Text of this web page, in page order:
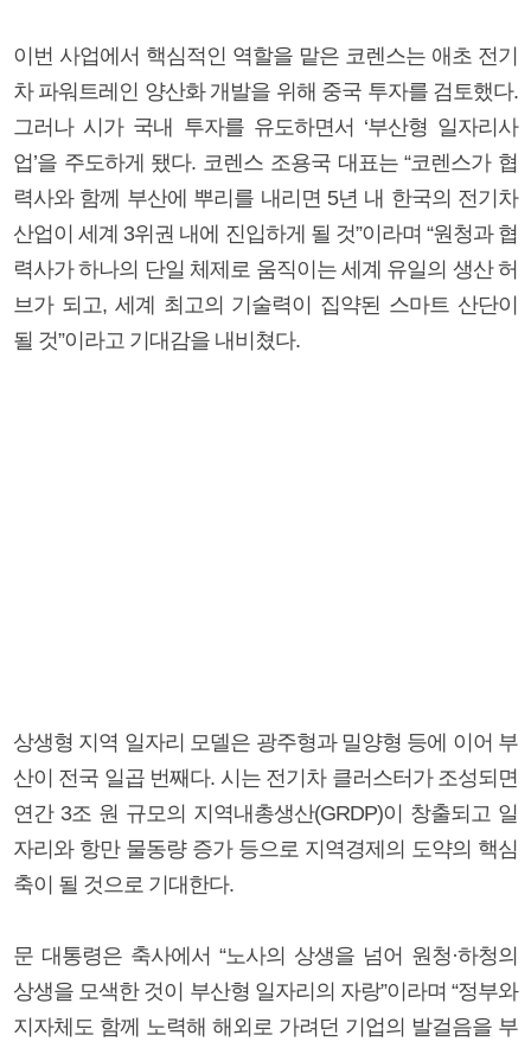
이번 사업에서 핵심적인 역할을 맡은 코렌스는 애초 전기
차 파워트레인 양산화 개발을 위해 중국 투자를 검토했다.
그러나 시가 국내 투자를 유도하면서 ‘부산형 일자리사
업’을 주도하게 됐다. 코렌스 조용국 대표는 “코렌스가 협
력사와 함께 부산에 뿌리를 내리면 5년 내 한국의 전기차
산업이 세계 3위권 내에 진입하게 될 것”이라며 “원청과 협
력사가 하나의 단일 체제로 움직이는 세계 유일의 생산 허
브가 되고, 세계 최고의 기술력이 집약된 스마트 산단이
될 것”이라고 기대감을 내비쳤다.
상생형 지역 일자리 모델은 광주형과 밀양형 등에 이어 부
산이 전국 일곱 번째다. 시는 전기차 클러스터가 조성되면
연간 3조 원 규모의 지역내총생산(GRDP)이 창출되고 일
자리와 항만 물동량 증가 등으로 지역경제의 도약의 핵심
축이 될 것으로 기대한다.
문 대통령은 축사에서 “노사의 상생을 넘어 원청·하청의
상생을 모색한 것이 부산형 일자리의 자랑”이라며 “정부와
지자체도 함께 노력해 해외로 가려던 기업의 발걸음을 부